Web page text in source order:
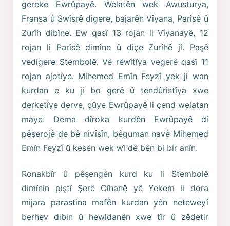
gereke Ewrûpayê. Welatên wek Awusturya,
Fransa û Swîsrê digere, bajarên Vîyana, Parîsê û
Zurîh dibîne. Ew qasî 13 rojan li Vîyanayê, 12
rojan li Parîsê dimîne û diçe Zurîhê jî. Paşê
vedigere Stembolê. Vê rêwîtîya vegerê qasî 11
rojan ajotîye. Mihemed Emîn Feyzî yek ji wan
kurdan e ku ji bo gerê û tendûristîya xwe
derketîye derve, çûye Ewrûpayê li çend welatan
maye. Dema dîroka kurdên Ewrûpayê di
pêşerojê de bê nivîsîn, bêguman navê Mihemed
Emîn Feyzî û kesên wek wî dê bên bi bîr anîn.
Ronakbîr û pêşengên kurd ku li Stembolê
dimînin piştî Şerê Cîhanê yê Yekem li dora
mijara parastina mafên kurdan yên neteweyî
berhev dibin û hewldanên xwe tîr û zêdetir